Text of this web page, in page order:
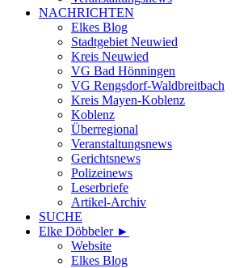
NACHRICHTEN
Elkes Blog
Stadtgebiet Neuwied
Kreis Neuwied
VG Bad Hönningen
VG Rengsdorf-Waldbreitbach
Kreis Mayen-Koblenz
Koblenz
Überregional
Veranstaltungsnews
Gerichtsnews
Polizeinews
Leserbriefe
Artikel-Archiv
SUCHE
Elke Döbbeler ►
Website
Elkes Blog